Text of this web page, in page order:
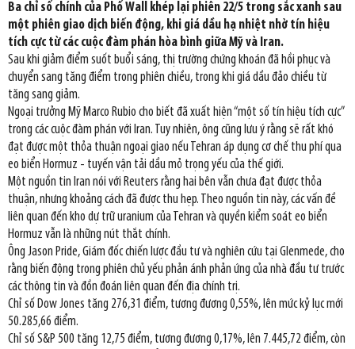
Ba chỉ số chính của Phố Wall khép lại phiên 22/5 trong sắc xanh sau
một phiên giao dịch biến động, khi giá dầu hạ nhiệt nhờ tín hiệu
tích cực từ các cuộc đàm phán hòa bình giữa Mỹ và Iran.
Sau khi giảm điểm suốt buổi sáng, thị trường chứng khoán đã hồi phục và
chuyển sang tăng điểm trong phiên chiều, trong khi giá dầu đảo chiều từ
tăng sang giảm.
Ngoại trưởng Mỹ Marco Rubio cho biết đã xuất hiện “một số tín hiệu tích cực”
trong các cuộc đàm phán với Iran. Tuy nhiên, ông cũng lưu ý rằng sẽ rất khó
đạt được một thỏa thuận ngoại giao nếu Tehran áp dụng cơ chế thu phí qua
eo biển Hormuz - tuyến vận tải dầu mỏ trọng yếu của thế giới.
Một nguồn tin Iran nói với Reuters rằng hai bên vẫn chưa đạt được thỏa
thuận, nhưng khoảng cách đã được thu hẹp. Theo nguồn tin này, các vấn đề
liên quan đến kho dự trữ uranium của Tehran và quyền kiểm soát eo biển
Hormuz vẫn là những nút thắt chính.
Ông Jason Pride, Giám đốc chiến lược đầu tư và nghiên cứu tại Glenmede, cho
rằng biến động trong phiên chủ yếu phản ánh phản ứng của nhà đầu tư trước
các thông tin và đồn đoán liên quan đến địa chính trị.
Chỉ số Dow Jones tăng 276,31 điểm, tương đương 0,55%, lên mức kỷ lục mới
50.285,66 điểm.
Chỉ số S&P 500 tăng 12,75 điểm, tương đương 0,17%, lên 7.445,72 điểm, còn